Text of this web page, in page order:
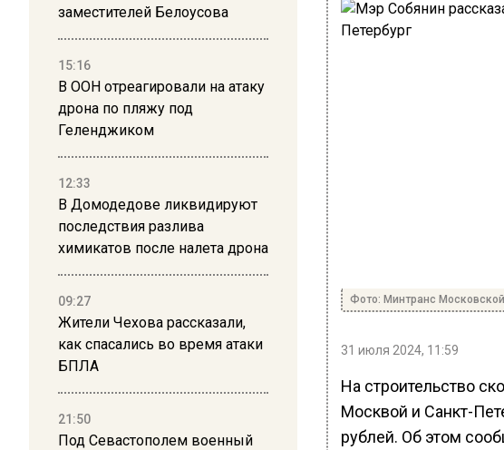
заместителей Белоусова
15:16
В ООН отреагировали на атаку
дрона по пляжу под
Геленджиком
12:33
В Домодедове ликвидируют
последствия разлива
химикатов после налета дрона
09:27
Жители Чехова рассказали,
как спасались во время атаки
БПЛА
21:50
Под Севастополем военный
Фото: Минтранс
31 июля 2024, 11:59
На строительство
Москвой и Санкт-
рублей. Об этом